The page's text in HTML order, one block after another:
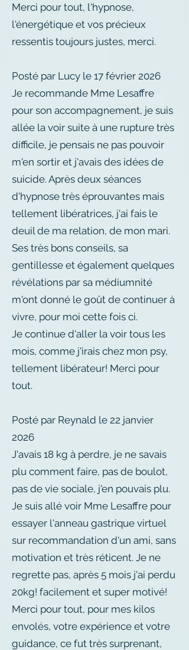
Merci pour tout, l'hypnose,
l'énergétique et vos précieux
ressentis toujours justes, merci.
Posté par Lucy le 17 février 2026
Je recommande Mme Lesaffre
pour son accompagnement, je suis
allée la voir suite à une rupture très
difficile, je pensais ne pas pouvoir
m'en sortir et j'avais des idées de
suicide. Après deux séances
d'hypnose très éprouvantes mais
tellement libératrices, j'ai fais le
deuil de ma relation, de mon mari.
Ses très bons conseils, sa
gentillesse et également quelques
révélations par sa médiumnité
m'ont donné le goût de continuer à
vivre, pour moi cette fois ci.
Je continue d'aller la voir tous les
mois, comme j'irais chez mon psy,
tellement libérateur! Merci pour
tout.
Posté par Reynald le 22 janvier
2026
J'avais 18 kg à perdre, je ne savais
plu comment faire, pas de boulot,
pas de vie sociale, j'en pouvais plu.
Je suis allé voir Mme Lesaffre pour
essayer l'anneau gastrique virtuel
sur recommandation d'un ami, sans
motivation et très réticent. Je ne
regrette pas, après 5 mois j'ai perdu
20kg! facilement et super motivé!
Merci pour tout, pour mes kilos
envolés, votre expérience et votre
guidance, ce fut très surprenant,